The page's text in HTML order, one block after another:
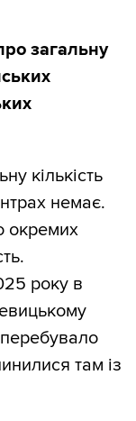
загальну
кількість
немає.
окремих
року в
там із